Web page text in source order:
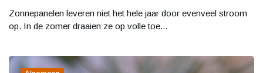
Zonnepanelen leveren niet het hele jaar door evenveel stroom
op. In de zomer draaien ze op volle toe...